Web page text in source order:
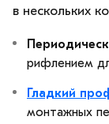
в нескольких
рифлением
Гладкий
монтажных